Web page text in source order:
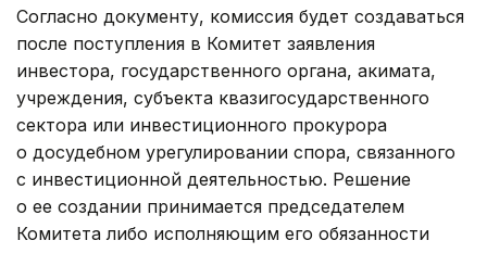
Согласно документу, комиссия будет создаваться
после поступления в Комитет заявления
инвестора, государственного органа, акимата,
учреждения, субъекта квазигосударственного
сектора или инвестиционного прокурора
о досудебном урегулировании спора, связанного
с инвестиционной деятельностью. Решение
о ее создании принимается председателем
Комитета либо исполняющим его обязанности